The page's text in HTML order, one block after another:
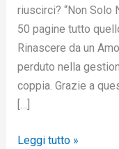
riuscirci? “Non Solo
50 pagine tutto
Rinascere da un
perduto nella
coppia. Grazie a
[…]
Leggi tutto »